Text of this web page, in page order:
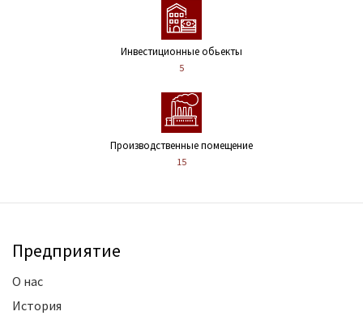
Инвестиционные обьекты
5
Производственные помещение
15
Предприятие
О нас
История